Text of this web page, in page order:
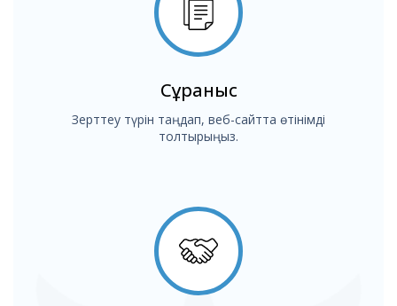
Сұраныс
Зерттеу түрін таңдап, веб-сайтта өтінімді
толтырыңыз.